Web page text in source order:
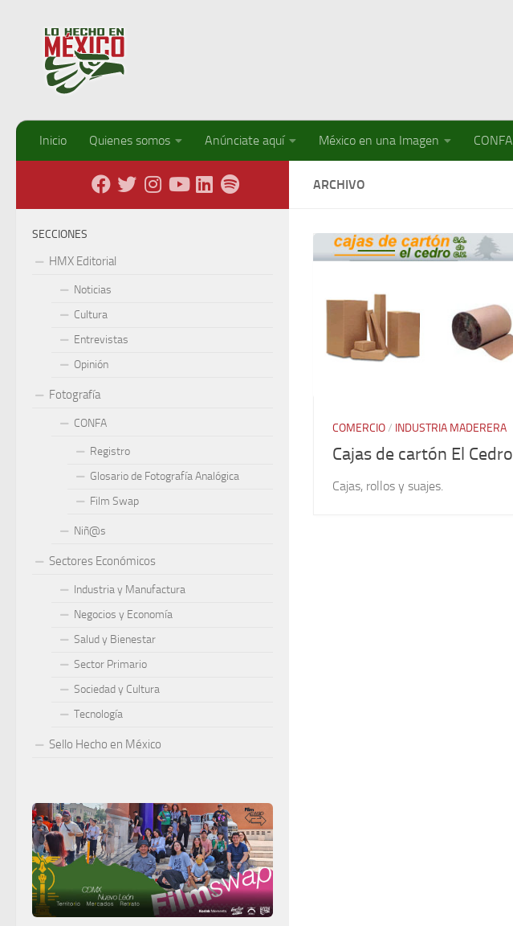
Inicio Quienes somos Anúnciate aquí México en una Imagen CONFA
ARCHIVO
COMERCIO/ INDUSTRIA MADERERA
Cajas de cartón El Cedro
Cajas, rollos y suajes.
SECCIONES
HMX Editorial
Noticias
Cultura
Entrevistas
Opinión
Fotografía
CONFA
Registro
Glosario de Fotografía Analógica
Film Swap
Niñ@s
Sectores Económicos
Industria y Manufactura
Negocios y Economía
Salud y Bienestar
Sector Primario
Sociedad y Cultura
Tecnología
Sello Hecho en México